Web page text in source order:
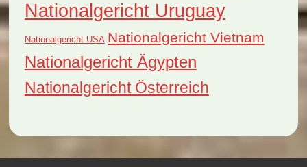
Nationalgericht Uruguay
Nationalgericht USA Nationalgericht Vietnam
Nationalgericht Ägypten
Nationalgericht Österreich